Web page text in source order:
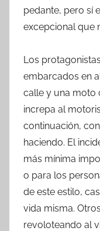
pedante, pero sí
excepcional que
Los
embarcados en
calle y una moto
increpa al
continuación,
haciendo. El
más mínima
o para los
de este estilo,
vida misma.
revoloteando al